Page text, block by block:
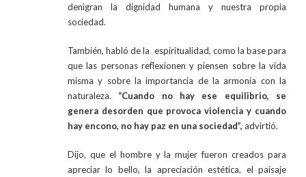
denigran la dignidad humana y nuestra propia
sociedad.
También, habló de la espiritualidad, como la base para
que las personas reflexionen y piensen sobre la vida
misma y sobre la importancia de la armonía con la
naturaleza. “Cuando no hay ese equilibrio, se
genera desorden que provoca violencia y cuando
hay encono, no hay paz en una sociedad”, advirtió.
Dijo, que el hombre y la mujer fueron creados para
apreciar lo bello, la apreciación estética, el paisaje